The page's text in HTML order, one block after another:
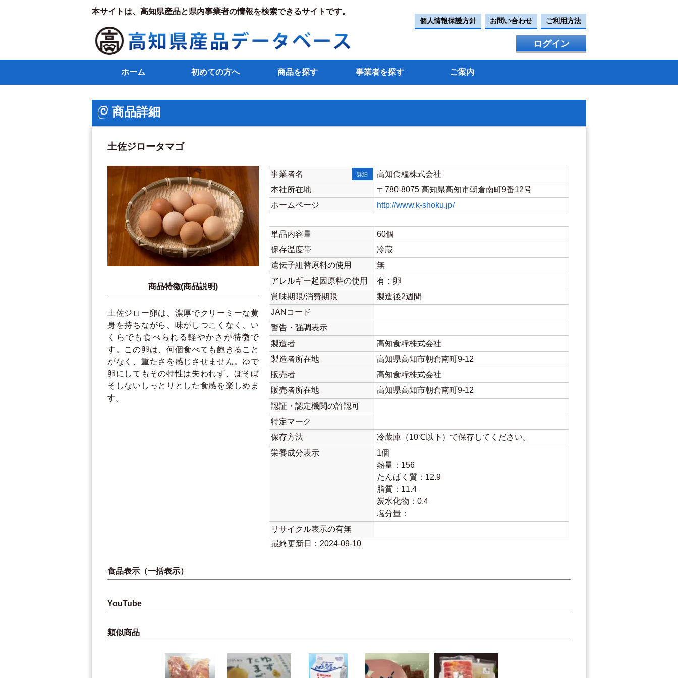
本サイトは、高知県産品と県内事業者の情報を検索できるサイトです。
個人情報保護方針 お問い合わせ ご利用方法
ログイン
ホーム 初めての方へ 商品を探す 事業者を探す ご案内
商品詳細
土佐ジロータマゴ
商品特徴(商品説明)
土佐ジロー卵は、濃厚でクリーミーな黄
身を持ちながら、味がしつこくなく、い
くらでも食べられる軽やかさが特徴で
す。この卵は、何個食べても飽きること
がなく、重たさを感じさせません。ゆで
卵にしてもその特性は失われず、ぼそぼ
そしないしっとりとした食感を楽しめま
す。
事業者名 詳細
高知食糧株式会社
本社所在地
〒780-8075 高知県高知市朝倉南町9番12号
ホームページ
http://www.k-shoku.jp/
単品内容量
60個
保存温度帯
冷蔵
遺伝子組替原料の使用
無
アレルギー起因原料の使用
有：卵
賞味期限/消費期限
製造後2週間
JANコード
警告・強調表示
製造者
高知食糧株式会社
製造者所在地
高知県高知市朝倉南町9-12
販売者
高知食糧株式会社
販売者所在地
高知県高知市朝倉南町9-12
認証・認定機関の許認可
特定マーク
保存方法
冷蔵庫（10℃以下）で保存してください。
栄養成分表示
1個
熱量：156
たんぱく質：12.9
脂質：11.4
炭水化物：0.4
塩分量：
リサイクル表示の有無
最終更新日：2024-09-10
食品表示（一括表示）
YouTube
類似商品